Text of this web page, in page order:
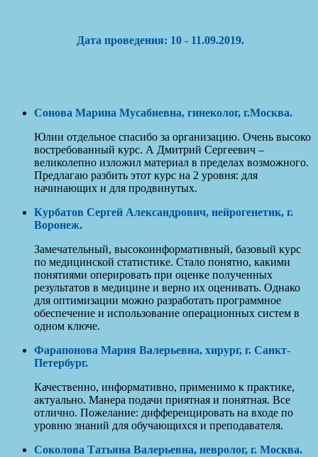
Дата проведения: 10 - 11.09.2019.
Сонова Марина Мусабиевна, гинеколог, г.Москва.
Юлии отдельное спасибо за организацию. Очень высоко
востребованный курс. А Дмитрий Сергеевич –
великолепно изложил материал в пределах возможного.
Предлагаю разбить этот курс на 2 уровня: для
начинающих и для продвинутых.
Курбатов Сергей Александрович, нейрогенетик, г.
Воронеж.
Замечательный, высокоинформативный, базовый курс
по медицинской статистике. Стало понятно, какими
понятиями оперировать при оценке полученных
результатов в медицине и верно их оценивать. Однако
для оптимизации можно разработать программное
обеспечение и использование операционных систем в
одном ключе.
Фарапонова Мария Валерьевна, хирург, г. Санкт-
Петербург.
Качественно, информативно, применимо к практике,
актуально. Манера подачи приятная и понятная. Все
отлично. Пожелание: дифференцировать на входе по
уровню знаний для обучающихся и преподавателя.
Соколова Татьяна Валерьевна, невролог, г. Москва.